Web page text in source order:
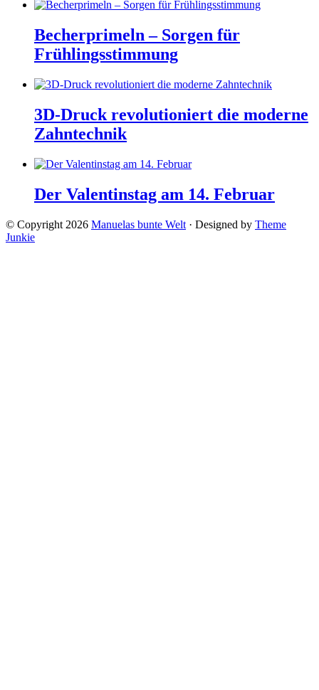
Becherprimeln – Sorgen für
Frühlingsstimmung
3D-Druck revolutioniert die moderne
Zahntechnik
Der Valentinstag am 14. Februar
© Copyright 2026 Manuelas bunte Welt · Designed by Theme
Junkie